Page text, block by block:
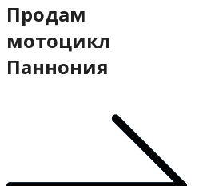
Продам
мотоцикл
Паннония